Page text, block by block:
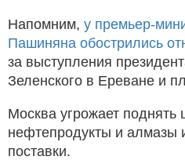
Напомним, у премьер-
Пашиняна обострились
за выступления
Зеленского в Ереване и
Москва угрожает поднять
нефтепродукты и алмазы
поставки.